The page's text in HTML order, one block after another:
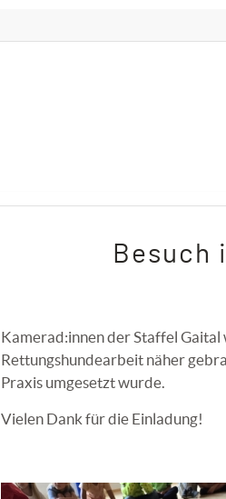
Besuch
Kamerad:innen der Staffel
Rettungshundearbeit näher
Praxis umgesetzt wurde.
Vielen Dank für die Einladung!